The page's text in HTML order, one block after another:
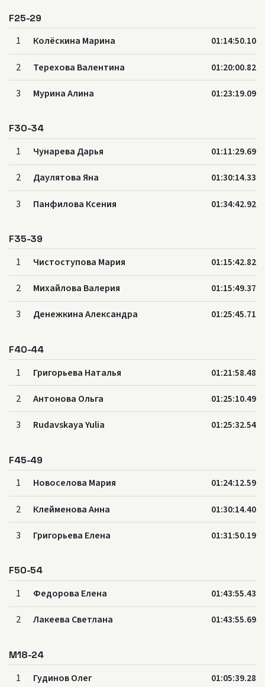
F25-29
1 Колёскина Марина 01:14:50.10
2 Терехова Валентина 01:20:00.82
3 Мурина Алина 01:23:19.09
F30-34
1 Чунарева Дарья 01:11:29.69
2 Даулятова Яна 01:30:14.33
3 Панфилова Ксения 01:34:42.92
F35-39
1 Чистоступова Мария 01:15:42.82
2 Михайлова Валерия 01:15:49.37
3 Денежкина Александра 01:25:45.71
F40-44
1 Григорьева Наталья 01:21:58.48
2 Антонова Ольга 01:25:10.49
3 Rudavskaya Yulia 01:25:32.54
F45-49
1 Новоселова Мария 01:24:12.59
2 Клейменова Анна 01:30:14.40
3 Григорьева Елена 01:31:50.19
F50-54
1 Федорова Елена 01:43:55.43
2 Лакеева Светлана 01:43:55.69
M18-24
1 Гудинов Олег 01:05:39.28